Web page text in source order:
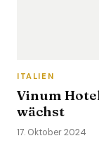
ITALIEN
Vinum
wächst
17. Oktober 2024